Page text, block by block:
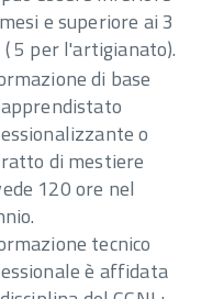
e superiore ai 3
5 per l'artigianato).
di base
o
di mestiere
120 ore nel
tecnico
è affidata